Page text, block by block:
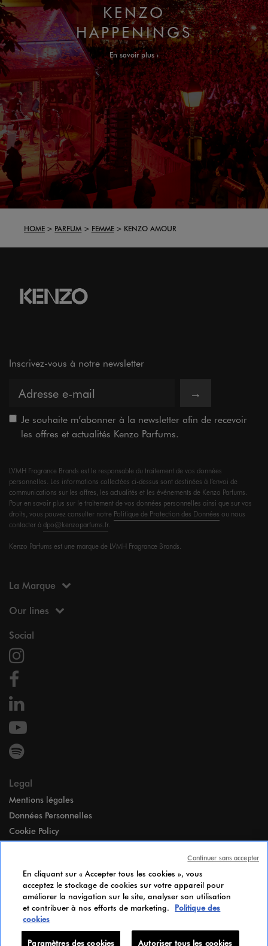
KENZO
HAPPENINGS
En savoir plus
HOME PARFUM FEMME KENZO AMOUR
Inscrivez-vous à notre newsletter
→
Je souhaite m’abonner à la newsletter afin de recevoir
les offres et actualités Kenzo Parfums.
LVMH Fragrance Brands est le responsable du traitement de vos données
personnelles. Les informations collectées ci-dessus sont destinées à l’envoi de
communications sur les offres, les actualités et les événements de Kenzo Parfums.
Pour en savoir plus sur le traitement de vos données personnelles ainsi que sur vos
droits, vous pouvez consulter notre Politique de Protection des Données ou nous
contacter àdpo@kenzoparfums.fr.
Kenzo Parfums est une marque de LVMH Fragrance Brands.
La Marque
Our lines
Social
Legal
Mentions légales
Données Personnelles
Cookie Policy
Index égalité Femmes-Hommes
Notice d’Information Candidats
Paramètres des cookies
En cliquant sur « Accepter tous les cookies », vous
acceptez le stockage de cookies sur votre appareil pour
améliorer la navigation sur le site, analyser son utilisation
et contribuer à nos efforts de marketing.
Politique des
cookies
Paramètres des cookies Autoriser tous les cookies
Continuer sans accepter